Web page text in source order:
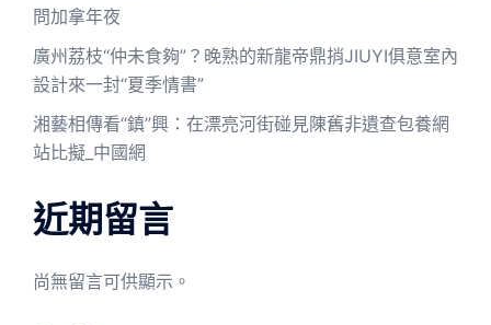
問加拿年夜
廣州荔枝“仲未食夠”？晚熟的新龍帝鼎捎JIUYI俱意室內
設計來一封“夏季情書”
湘藝相傳看“鎮”興：在漂亮河街碰見陳舊非遺查包養網
站比擬_中國網
近期留言
尚無留言可供顯示。